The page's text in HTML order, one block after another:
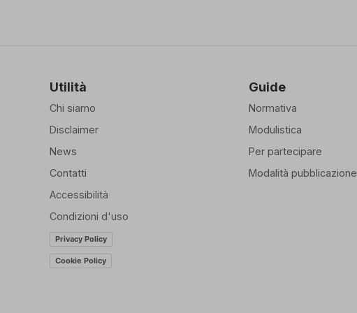
Utilità
Chi siamo
Disclaimer
News
Contatti
Accessibilità
Condizioni d'uso
Privacy Policy
Cookie Policy
Guide
Normativa
Modulistica
Per partecipare
Modalità pubblicazione
Salva Ricerca